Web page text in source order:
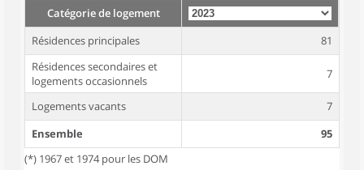
Catégorie de logement
Résidences principales
81
Résidences secondaires et
logements occasionnels
7
Logements vacants
7
Ensemble
95
(*) 1967 et 1974 pour les DOM